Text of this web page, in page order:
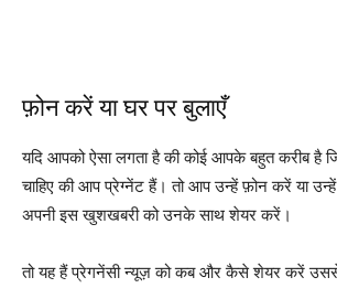
फ़ोन करें या घर पर बुलाएँ
यदि आपको ऐसा लगता है की कोई आपके बहुत करीब है
चाहिए की आप प्रेग्नेंट हैं। तो आप उन्हें फ़ोन करें या
अपनी इस खुशखबरी को उनके साथ शेयर करें।
तो यह हैं प्रेगनेंसी न्यूज़ को कब और कैसे शेयर करें